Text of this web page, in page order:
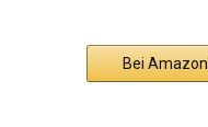
Bei